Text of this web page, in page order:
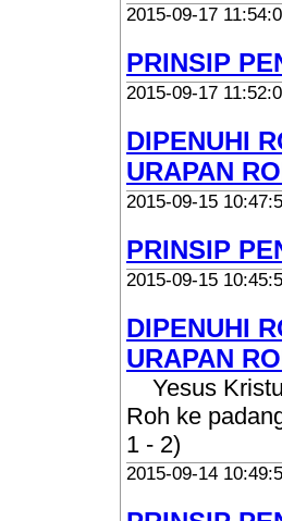
2015-09-17
PRINSIP
2015-09-17
DIPENUHI
URAPAN
2015-09-15
PRINSIP
2015-09-15
DIPENUHI
URAPAN
Yesus
Roh ke
1 - 2)
2015-09-14